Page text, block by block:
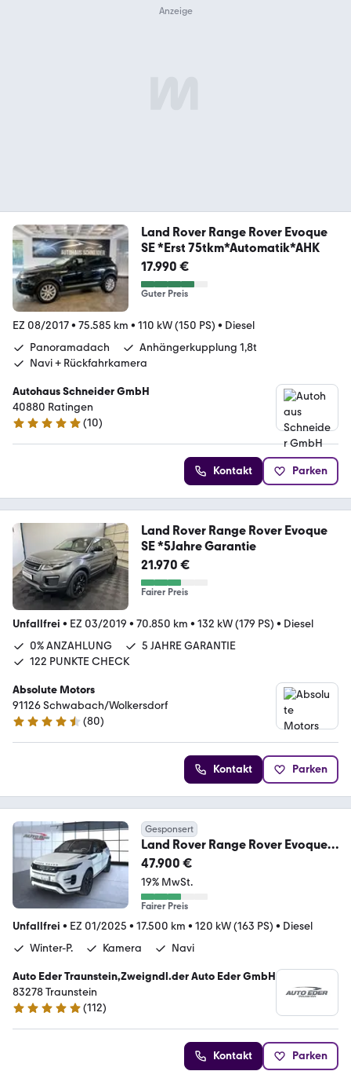
Land Rover Range Rover Evoque
SE *Erst 75tkm*Automatik*AHK
17.990 €
Guter Preis
EZ 08/2017• 75.585 km • 110 kW (150 PS) • Diesel
Panoramadach
Anhängerkupplung 1,8t
Navi + Rückfahrkamera
Autohaus Schneider GmbH
40880 Ratingen
5 Sterne
(10)
Kontakt Parken
Land Rover Range Rover Evoque
SE *5Jahre Garantie
21.970 €
Fairer Preis
Unfallfrei • EZ 03/2019 • 70.850 km • 132 kW (179 PS) • Diesel
0% ANZAHLUNG
5 JAHRE GARANTIE
122 PUNKTE CHECK
Absolute Motors
91126 Schwabach/Wolkersdorf
4.7 Sterne
(80)
Kontakt Parken
Gesponsert
Land Rover Range Rover Evoque
Dynamic SE Black Paket Navi
47.900 €
19% MwSt.
Fairer Preis
Unfallfrei • EZ 01/2025 • 17.500 km • 120 kW (163 PS) • Diesel
Winter-P.
Kamera Navi
Auto Eder Traunstein,Zweigndl.der Auto Eder GmbH
83278 Traunstein
5 Sterne
(112)
Kontakt Parken